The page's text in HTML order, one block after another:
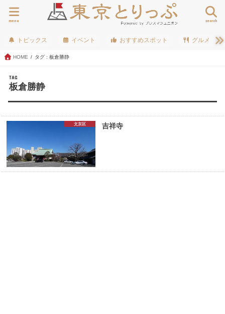
search
menu
トピックス イベント おすすめスポット グルメ
HOME タグ : 板倉勝静
TAG
板倉勝静
文京区 吉祥寺